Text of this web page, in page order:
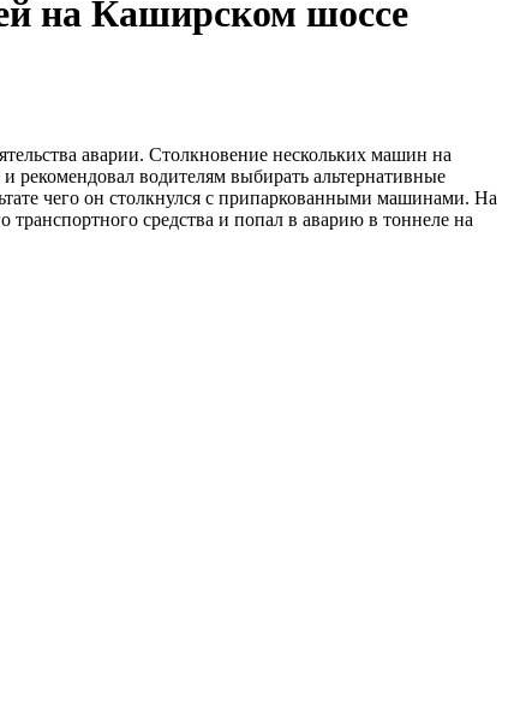
на Каширском шоссе
аварии. Столкновение нескольких машин на
водителям выбирать альтернативные
чего он столкнулся с припаркованными машинами. На
средства и попал в аварию в тоннеле на